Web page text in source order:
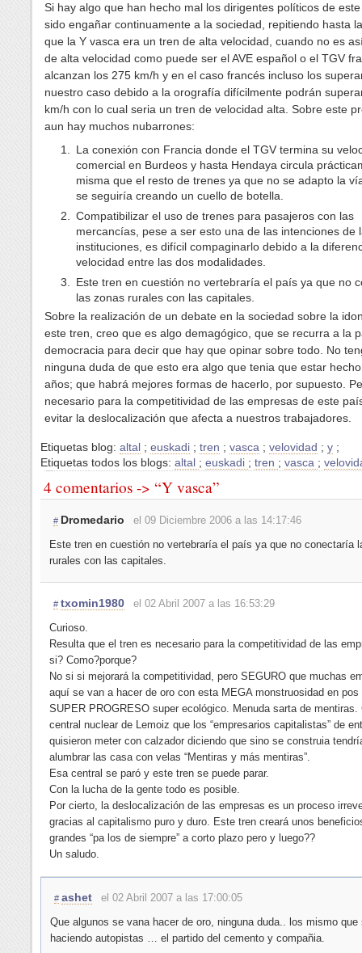
Si hay algo que han hecho mal los dirigentes políticos de
sido engañar continuamente a la sociedad, repitiendo hasta
que la Y vasca era un tren de alta velocidad, cuando no es
de alta velocidad como puede ser el AVE español o el TGV
alcanzan los 275 km/h y en el caso francés incluso los
nuestro caso debido a la orografía difícilmente podrán
km/h con lo cual seria un tren de velocidad alta. Sobre este
aun hay muchos nubarrones:
La conexión con Francia donde el TGV termina su
comercial en Burdeos y hasta Hendaya circula
misma que el resto de trenes ya que no se adapto la
se seguiría creando un cuello de botella.
Compatibilizar el uso de trenes para pasajeros con las
mercancías, pese a ser esto una de las intenciones de
instituciones, es difícil compaginarlo debido a la
velocidad entre las dos modalidades.
Este tren en cuestión no vertebraría el país ya que no
las zonas rurales con las capitales.
Sobre la realización de un debate en la sociedad sobre la
este tren, creo que es algo demagógico, que se recurra a la
democracia para decir que hay que opinar sobre todo. No
ninguna duda de que esto era algo que tenia que estar
años; que habrá mejores formas de hacerlo, por supuesto.
necesario para la competitividad de las empresas de este
evitar la deslocalización que afecta a nuestros trabajadores.
Etiquetas blog: altal ; euskadi ; tren ; vasca ; velovidad ; y ;
Etiquetas todos los blogs: altal ; euskadi ; tren ; vasca ;
4 comentarios -> “Y vasca”
# Dromedario
el 09 Diciembre 2006 a las 14:17:46
Este tren en cuestión no vertebraría el país ya que no conectaría
rurales con las capitales.
# txomin1980
el 02 Abril 2007 a las 16:53:29
Curioso.
Resulta que el tren es necesario para la competitividad de las
si? Como?porque?
No si si mejorará la competitividad, pero SEGURO que muchas
aquí se van a hacer de oro con esta MEGA monstruosidad en pos
SUPER PROGRESO super ecológico. Menuda sarta de mentiras.
central nuclear de Lemoiz que los “empresarios capitalistas” de
quisieron meter con calzador diciendo que sino se construia
alumbrar las casa con velas “Mentiras y más mentiras”.
Esa central se paró y este tren se puede parar.
Con la lucha de la gente todo es posible.
Por cierto, la deslocalización de las empresas es un proceso
gracias al capitalismo puro y duro. Este tren creará unos
grandes “pa los de siempre” a corto plazo pero y luego??
Un saludo.
# ashet
el 02 Abril 2007 a las 17:00:05
Que algunos se vana hacer de oro, ninguna duda.. los mismo que
haciendo autopistas … el partido del cemento y compañia.